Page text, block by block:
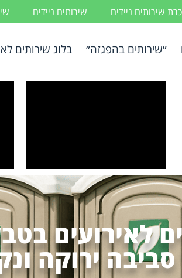
שירותים ניידים שירותים ניידים
״שירותים בהפגזה״ בלוג שירותים
לאירועים
ירוקה